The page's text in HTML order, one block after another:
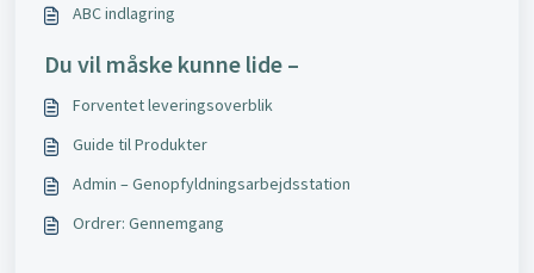
ABC indlagring
Du vil måske kunne lide –
Forventet leveringsoverblik
Guide til Produkter
Admin – Genopfyldningsarbejdsstation
Ordrer: Gennemgang